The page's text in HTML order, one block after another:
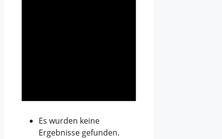
Es wurden keine
Ergebnisse gefunden.